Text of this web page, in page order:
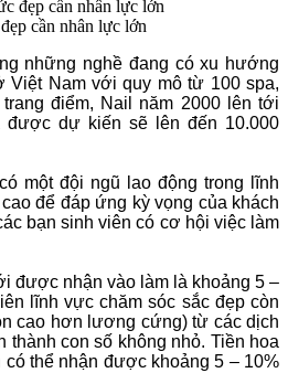
cần nhân lực lớn
những nghề đang có xu hướng
Việt Nam với quy mô từ 100 spa,
điểm, Nail năm 2000 lên tới
được dự kiến sẽ lên đến 10.000
một đội ngũ lao động trong lĩnh
để đáp ứng kỳ vọng của khách
bạn sinh viên có cơ hội việc làm
được nhận vào làm là khoảng 5 –
lĩnh vực chăm sóc sắc đẹp còn
cao hơn lương cứng) từ các dịch
thành con số không nhỏ. Tiền hoa
có thể nhận được khoảng 5 – 10%